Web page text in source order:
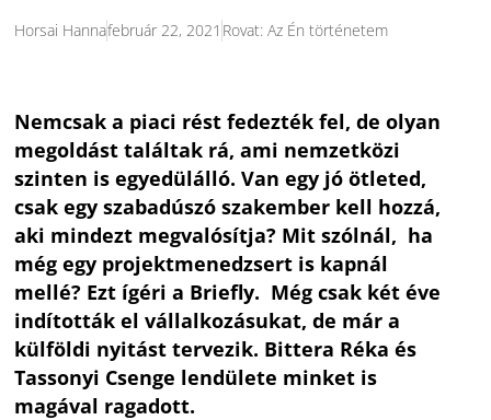
Horsai Hannafebruár 22, 2021 Rovat:Az Én történetem
Nemcsak a piaci rést fedezték fel, de olyan
megoldást találtak rá, ami nemzetközi
szinten is egyedülálló. Van egy jó ötleted,
csak egy szabadúszó szakember kell hozzá,
aki mindezt megvalósítja? Mit szólnál, ha
még egy projektmenedzsert is kapnál
mellé? Ezt ígéri a Briefly. Még csak két éve
indították el vállalkozásukat, de már a
külföldi nyitást tervezik. Bittera Réka és
Tassonyi Csenge lendülete minket is
magával ragadott.